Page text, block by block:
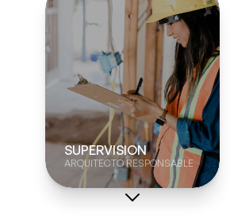
SUPERVISION
ARQUITECTO RESPONSABLE